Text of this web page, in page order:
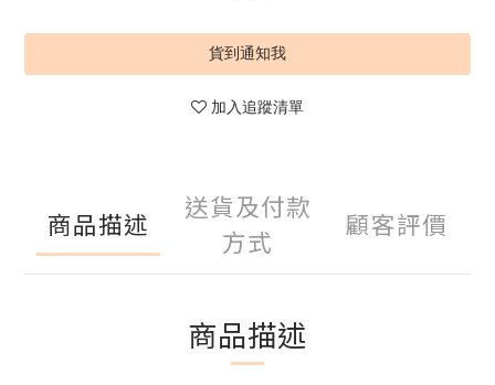
貨到通知我
加入追蹤清單
商品描述
送貨及付款
方式
顧客評價
商品描述